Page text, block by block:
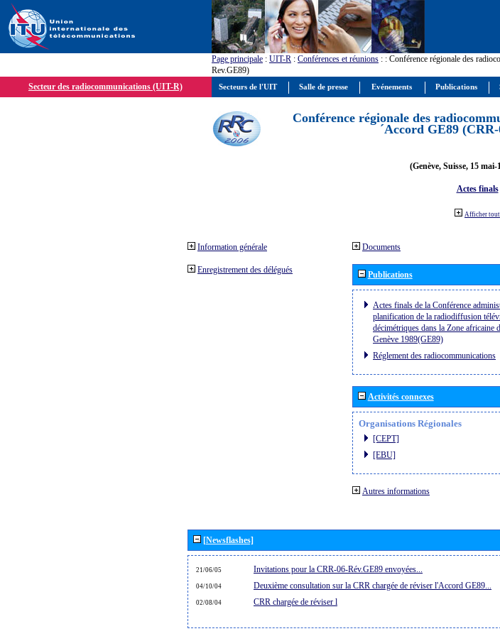
Page principale : UIT-R : Conférences et réunions : : Conférence régionale des
Rev.GE89)
Secteur des radiocommunications (UIT-R)
Conférence régionale des
´Accord GE89
(Genève, Suisse, 15
Actes finals
Afficher tout
Information générale
Enregistrement des délégués
Documents
Publications
Actes finals de la Conférence
planification de la radiodiffusion
décimétriques dans la Zone africaine
Genève 1989(GE89)
Réglement des radiocommunications
Activités connexes
Organisations Régionales
[CEPT]
[EBU]
Autres informations
[Newsflashes]
21/06/05 Invitations pour la CRR-06-Rév.GE89 envoyées...
04/10/04 Deuxième consultation sur la CRR chargée de réviser l'Accord GE89...
02/08/04 CRR chargée de réviser l
Secteurs de l'UIT Salle de presse Evénements Publications